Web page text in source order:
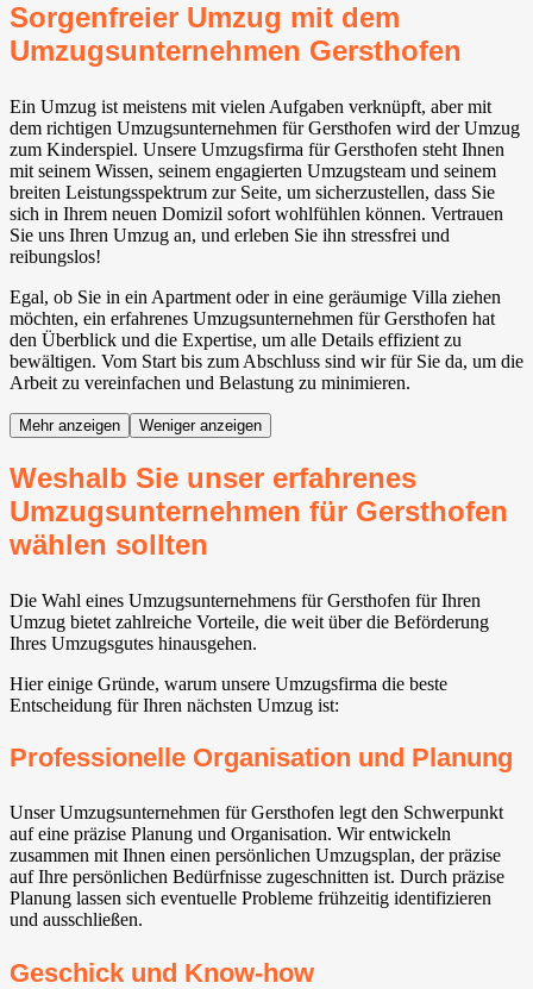
Sorgenfreier Umzug mit dem
Umzugsunternehmen Gersthofen
Ein Umzug ist meistens mit vielen Aufgaben verknüpft, aber mit
dem richtigen Umzugsunternehmen für Gersthofen wird der Umzug
zum Kinderspiel. Unsere Umzugsfirma für Gersthofen steht Ihnen
mit seinem Wissen, seinem engagierten Umzugsteam und seinem
breiten Leistungsspektrum zur Seite, um sicherzustellen, dass Sie
sich in Ihrem neuen Domizil sofort wohlfühlen können. Vertrauen
Sie uns Ihren Umzug an, und erleben Sie ihn stressfrei und
reibungslos!
Egal, ob Sie in ein Apartment oder in eine geräumige Villa ziehen
möchten, ein erfahrenes Umzugsunternehmen für Gersthofen hat
den Überblick und die Expertise, um alle Details effizient zu
bewältigen. Vom Start bis zum Abschluss sind wir für Sie da, um die
Arbeit zu vereinfachen und Belastung zu minimieren.
Mehr anzeigen Weniger anzeigen
Weshalb Sie unser erfahrenes
Umzugsunternehmen für Gersthofen
wählen sollten
Die Wahl eines Umzugsunternehmens für Gersthofen für Ihren
Umzug bietet zahlreiche Vorteile, die weit über die Beförderung
Ihres Umzugsgutes hinausgehen.
Hier einige Gründe, warum unsere Umzugsfirma die beste
Entscheidung für Ihren nächsten Umzug ist:
Professionelle Organisation und Planung
Unser Umzugsunternehmen für Gersthofen legt den Schwerpunkt
auf eine präzise Planung und Organisation. Wir entwickeln
zusammen mit Ihnen einen persönlichen Umzugsplan, der präzise
auf Ihre persönlichen Bedürfnisse zugeschnitten ist. Durch präzise
Planung lassen sich eventuelle Probleme frühzeitig identifizieren
und ausschließen.
Geschick und Know-how